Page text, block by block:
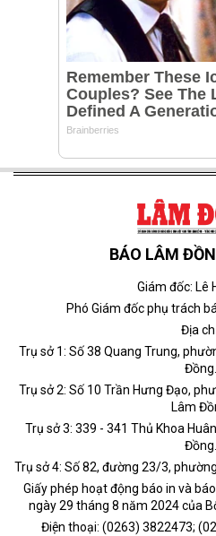
BÁO LÂM
Giám đốc: Lê
Phó Giám đốc phụ trách
Địa
Trụ sở 1: Số 38 Quang Trung,
Đồng.
Trụ sở 2: Số 10 Trần Hưng Đạo,
Lâm
Trụ sở 3: 339 - 341 Thủ Khoa
Đồng.
Trụ sở 4: Số 82, đường 23/3,
Giấy phép hoạt động báo in và
ngày 29 tháng 8 năm 2024 của
Điện thoại: (0263) 3822473;